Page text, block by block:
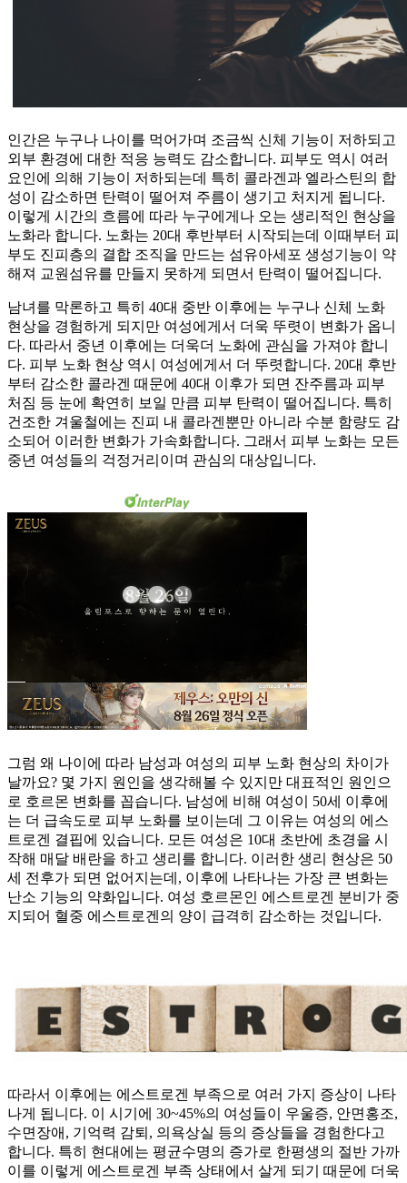
인간은 누구나 나이를 먹어가며 조금씩 신체 기능이 저하되고
외부 환경에 대한 적응 능력도 감소합니다. 피부도 역시 여러
요인에 의해 기능이 저하되는데 특히 콜라겐과 엘라스틴의 합
성이 감소하면 탄력이 떨어져 주름이 생기고 처지게 됩니다.
이렇게 시간의 흐름에 따라 누구에게나 오는 생리적인 현상을
노화라 합니다. 노화는 20대 후반부터 시작되는데 이때부터 피
부도 진피층의 결합 조직을 만드는 섬유아세포 생성기능이 약
해져 교원섬유를 만들지 못하게 되면서 탄력이 떨어집니다.
남녀를 막론하고 특히 40대 중반 이후에는 누구나 신체 노화
현상을 경험하게 되지만 여성에게서 더욱 뚜렷이 변화가 옵니
다. 따라서 중년 이후에는 더욱더 노화에 관심을 가져야 합니
다. 피부 노화 현상 역시 여성에게서 더 뚜렷합니다. 20대 후반
부터 감소한 콜라겐 때문에 40대 이후가 되면 잔주름과 피부
처짐 등 눈에 확연히 보일 만큼 피부 탄력이 떨어집니다. 특히
건조한 겨울철에는 진피 내 콜라겐뿐만 아니라 수분 함량도 감
소되어 이러한 변화가 가속화합니다. 그래서 피부 노화는 모든
중년 여성들의 걱정거리이며 관심의 대상입니다.
그럼 왜 나이에 따라 남성과 여성의 피부 노화 현상의 차이가
날까요? 몇 가지 원인을 생각해볼 수 있지만 대표적인 원인으
로 호르몬 변화를 꼽습니다. 남성에 비해 여성이 50세 이후에
는 더 급속도로 피부 노화를 보이는데 그 이유는 여성의 에스
트로겐 결핍에 있습니다. 모든 여성은 10대 초반에 초경을 시
작해 매달 배란을 하고 생리를 합니다. 이러한 생리 현상은 50
세 전후가 되면 없어지는데, 이후에 나타나는 가장 큰 변화는
난소 기능의 약화입니다. 여성 호르몬인 에스트로겐 분비가 중
지되어 혈중 에스트로겐의 양이 급격히 감소하는 것입니다.
따라서 이후에는 에스트로겐 부족으로 여러 가지 증상이 나타
나게 됩니다. 이 시기에 30~45%의 여성들이 우울증, 안면홍조,
수면장애, 기억력 감퇴, 의욕상실 등의 증상들을 경험한다고
합니다. 특히 현대에는 평균수명의 증가로 한평생의 절반 가까
이를 이렇게 에스트로겐 부족 상태에서 살게 되기 때문에 더욱